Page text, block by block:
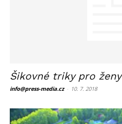
Šikovné triky pro ženy
info@press-media.cz 10. 7. 2018